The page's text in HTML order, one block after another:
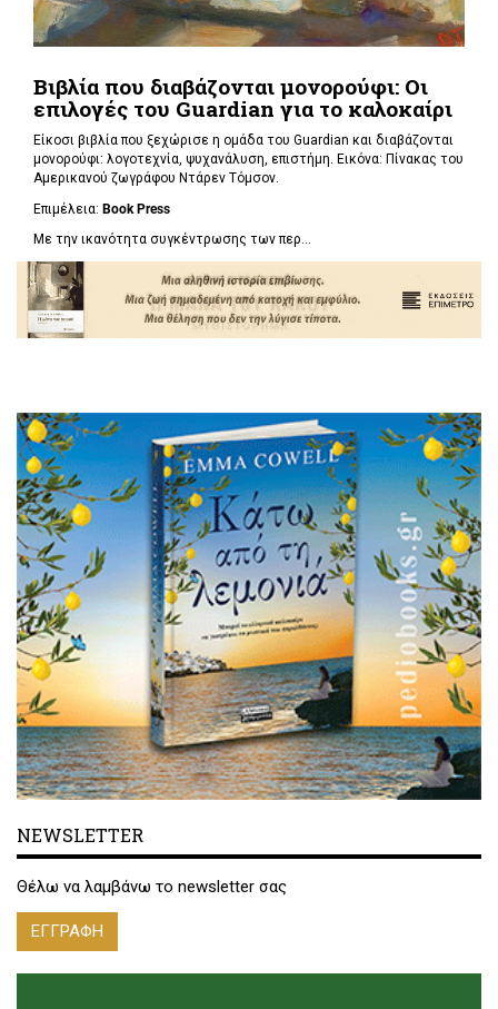
Βιβλία που διαβάζονται μονορούφι: Οι
επιλογές του Guardian για το καλοκαίρι
Είκοσι βιβλία που ξεχώρισε η ομάδα του Guardian και διαβάζονται
μονορούφι: λογοτεχνία, ψυχανάλυση, επιστήμη. Εικόνα: Πίνακας του
Αμερικανού ζωγράφου Ντάρεν Τόμσον.
Επιμέλεια: Book Press
Με την ικανότητα συγκέντρωσης των περ...
NEWSLETTER
Θέλω να λαμβάνω το newsletter σας
ΕΓΓΡΑΦΗ